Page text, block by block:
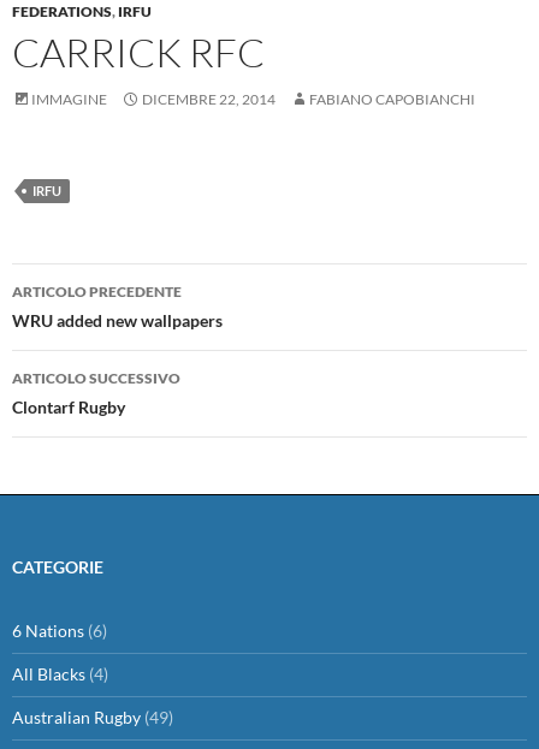
FEDERATIONS, IRFU
CARRICK RFC
IMMAGINE DICEMBRE 22, 2014 FABIANO CAPOBIANCHI
IRFU
Navigazione
articolo
ARTICOLO PRECEDENTE
WRU added new wallpapers
ARTICOLO SUCCESSIVO
Clontarf Rugby
CATEGORIE
6 Nations (6)
All Blacks (4)
Australian Rugby (49)